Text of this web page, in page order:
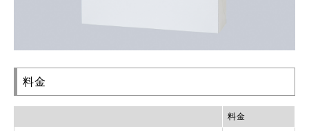
料金
料金